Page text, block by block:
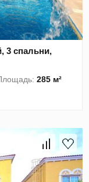
3 спальни,
285 м²